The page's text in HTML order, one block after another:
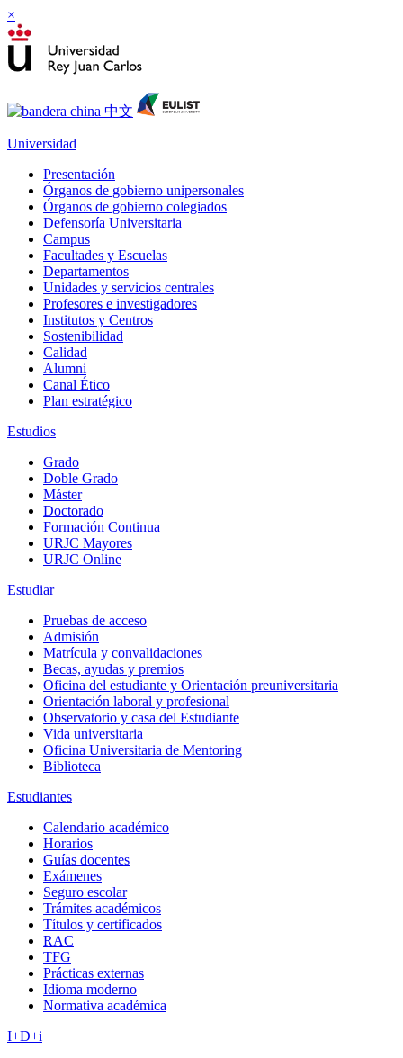
×
Universidad
Presentación
Órganos de gobierno unipersonales
Órganos de gobierno colegiados
Defensoría Universitaria
Campus
Facultades y Escuelas
Departamentos
Unidades y servicios centrales
Profesores e investigadores
Institutos y Centros
Sostenibilidad
Calidad
Alumni
Canal Ético
Plan estratégico
Estudios
Grado
Doble Grado
Máster
Doctorado
Formación Continua
URJC Mayores
URJC Online
Estudiar
Pruebas de acceso
Admisión
Matrícula y convalidaciones
Becas, ayudas y premios
Oficina del estudiante y Orientación preuniversitaria
Orientación laboral y profesional
Observatorio y casa del Estudiante
Vida universitaria
Oficina Universitaria de Mentoring
Biblioteca
Estudiantes
Calendario académico
Horarios
Guías docentes
Exámenes
Seguro escolar
Trámites académicos
Títulos y certificados
RAC
TFG
Prácticas externas
Idioma moderno
Normativa académica
I+D+i